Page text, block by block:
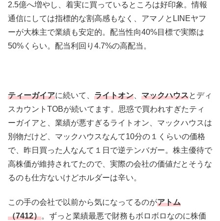
2.5億へ増やし、着実に買っているところは好印象。情報
通信にしては指標的な割高感もなく、アマノとLINEヤフ
ーが大株主で業績も安定的。配当性向40%目標で実際は
50%くらい。配当利回り4.7%の高配当。
ティーガイアに続いて、 ライトオン マックハウスとディ
スカウントTOBが続いてます。思惑で買われすぎたティ
ーガイアと、業績が悪すぎるライトオン、マックハウスは
別物だけど、マックハウスなんて10分の１くらいの価格
で、昨日買った人なんて１日で逆テンバガー。株主優待で
高株価が維持されてたので、実際の会社の価値だとそうな
るのも仕方ないけどホルダーは辛い。
この手の会社で以前から気になってるのがアトム
（7412）。ずっと業績最悪で財務もボロボロなのに株価